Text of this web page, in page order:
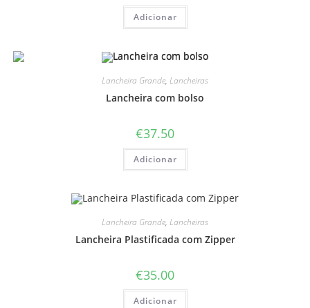
Adicionar
Lancheira Grande, Lancheiras
Lancheira com bolso
€37.50
Adicionar
Lancheira Grande, Lancheiras
Lancheira Plastificada com Zipper
€35.00
Adicionar